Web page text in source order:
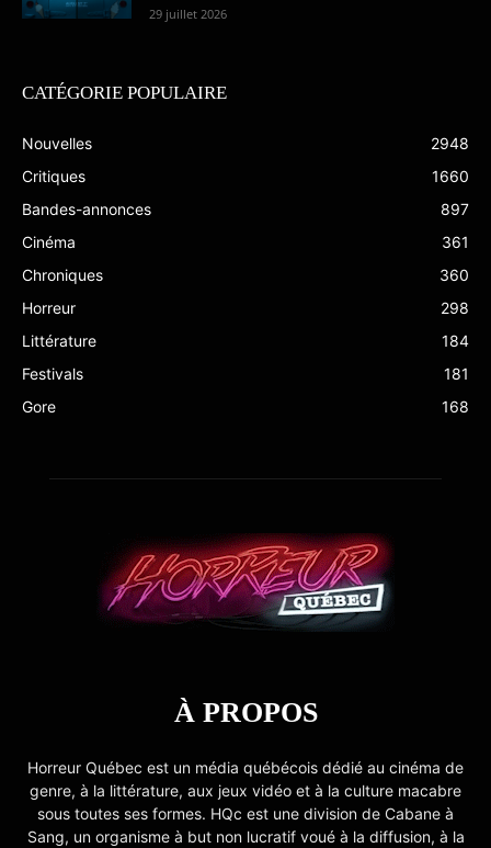
29 juillet 2026
CATÉGORIE POPULAIRE
Nouvelles
2948
Critiques
1660
Bandes-annonces
897
Cinéma
361
Chroniques
360
Horreur
298
Littérature
184
Festivals
181
Gore
168
À PROPOS
Horreur Québec est un média québécois dédié au cinéma de
genre, à la littérature, aux jeux vidéo et à la culture macabre
sous toutes ses formes. HQc est une division de Cabane à
Sang, un organisme à but non lucratif voué à la diffusion, à la